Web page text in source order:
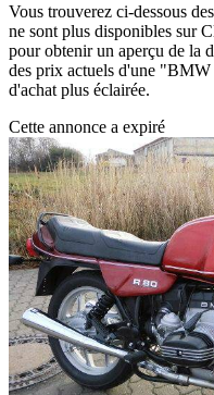
Vous trouverez ci-dessous
ne sont plus disponibles sur
pour obtenir un aperçu de la
des prix actuels d'une
d'achat plus éclairée.
Cette annonce a expiré